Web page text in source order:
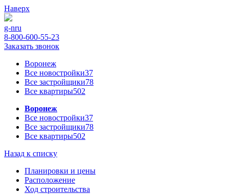
Наверх
g-nru
8-800-600-55-23
Заказать звонок
Воронеж
Все новостройки37
Все застройщики78
Все квартиры502
Воронеж
Все новостройки37
Все застройщики78
Все квартиры502
Назад к списку
Планировки и цены
Расположение
Ход строительства